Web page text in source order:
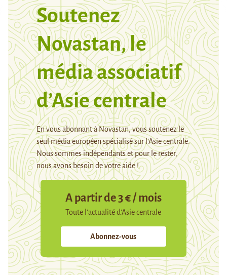
Soutenez
Novastan, le
média associatif
d’Asie centrale
En vous abonnant à Novastan, vous soutenez le
seul média européen spécialisé sur l’Asie centrale.
Nous sommes indépendants et pour le rester,
nous avons besoin de votre aide !
A partir de 3 € / mois
Toute l’actualité d’Asie centrale
Abonnez-vous